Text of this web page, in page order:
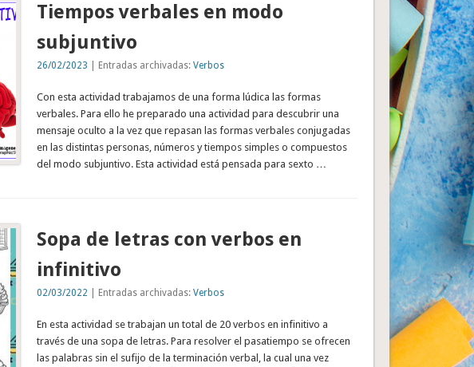
Tiempos verbales en modo
subjuntivo
26/02/2023 | Entradas archivadas: Verbos
Con esta actividad trabajamos de una forma lúdica las formas
verbales. Para ello he preparado una actividad para descubrir una
mensaje oculto a la vez que repasan las formas verbales conjugadas
en las distintas personas, números y tiempos simples o compuestos
del modo subjuntivo. Esta actividad está pensada para sexto …
Sopa de letras con verbos en
infinitivo
02/03/2022 | Entradas archivadas: Verbos
En esta actividad se trabajan un total de 20 verbos en infinitivo a
través de una sopa de letras. Para resolver el pasatiempo se ofrecen
las palabras sin el sufijo de la terminación verbal, la cual una vez